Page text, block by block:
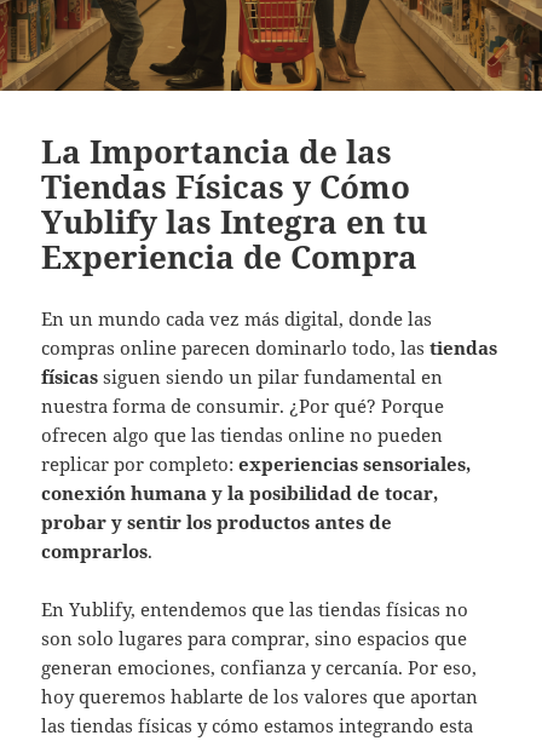
La Importancia de las
Tiendas Físicas y Cómo
Yublify las Integra en tu
Experiencia de Compra
En un mundo cada vez más digital, donde las
compras online parecen dominarlo todo, lastiendas
físicas siguen siendo un pilar fundamental en
nuestra forma de consumir. ¿Por qué? Porque
ofrecen algo que las tiendas online no pueden
replicar por completo:experiencias sensoriales,
conexión humana y la posibilidad de tocar,
probar y sentir los productos antes de
comprarlos.
En Yublify, entendemos que las tiendas físicas no
son solo lugares para comprar, sino espacios que
generan emociones, confianza y cercanía. Por eso,
hoy queremos hablarte de los valores que aportan
las tiendas físicas y cómo estamos integrando esta